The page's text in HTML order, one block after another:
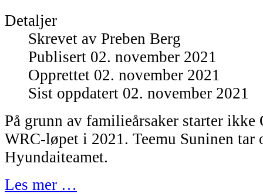
Detaljer
Skrevet av Preben Berg
Publisert 02. november 2021
Opprettet 02. november 2021
Sist oppdatert 02. november 2021
På grunn av familieårsaker starter ikke
WRC-løpet i 2021. Teemu Suninen tar
Hyundaiteamet.
Les mer …